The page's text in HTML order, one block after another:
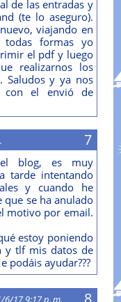
de las entradas y
(te lo aseguro).
viajando en
formas yo
el pdf y luego
realizarnos los
Saludos y ya nos
con el envió de
el blog, es muy
tarde intentando
y cuando he
que se ha anulado
motivo por email.
estoy poniendo
y tlf mis datos de
podáis ayudar???
6/17 9:17 p. m.